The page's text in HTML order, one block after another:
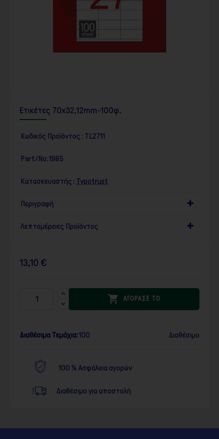
Ετικέτες 70x32,12mm-100φ.
Κωδικός Προϊόντος : TL2711
Part/No:1985
Κατασκευαστής : Typotrust
Περιγραφή
Λεπτομέρειες Προϊόντος
13,10 €
 ΑΓΟΡΑΣΕ ΤΟ
Διαθέσιμα Τεμάχια:100 Διαθέσιμο
100 % Ασφάλεια αγορών
Διαθέσιμο για αποστολή